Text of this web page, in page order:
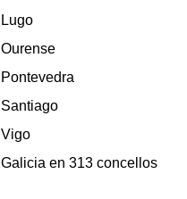
Lugo
Ourense
Pontevedra
Santiago
Vigo
Galicia en 313 concellos